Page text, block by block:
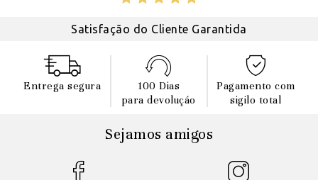
Satisfação do Cliente Garantida
Entrega segura
100 Dias
para devoluçáo
Pagamento com
sigilo total
Sejamos amigos